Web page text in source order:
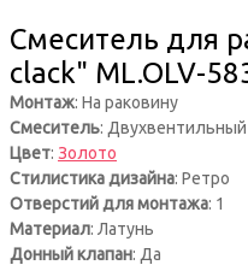
Смеситель для
clack" ML.OLV-
Монтаж: На раковину
Смеситель: Двухвентильный
Цвет: Золото
Стилистика дизайна: Ретро
Отверстий для монтажа: 1
Материал: Латунь
Донный клапан: Да